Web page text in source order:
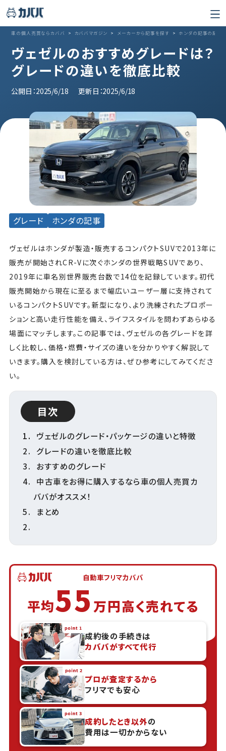
車の個人売買ならカババ > カババマガジン > メーカーから記事を探す > ホンダの記事の記事
ヴェゼルのおすすめグレードは？
グレードの違いを徹底比較
公開日：2025/6/18 更新日：2025/6/18
グレード ホンダの記事
ヴェゼルはホンダが製造・販売するコンパクトSUVで2013年に
販売が開始されCR-Vに次ぐホンダの世界戦略SUVであり、
2019年に車名別世界販売台数で14位を記録しています。初代
販売開始から現在に至るまで幅広いユーザー層に支持されて
いるコンパクトSUVです。新型になり、より洗練されたプロポー
ションと高い走行性能を備え、ライフスタイルを問わずあらゆる
場面にマッチします。この記事では、ヴェゼルの各グレードを詳
しく比較し、価格・燃費・サイズの違いを分かりやすく解説して
いきます。購入を検討している方は、ぜひ参考にしてみてくださ
い。
目次
ヴェゼルのグレード・パッケージの違いと特徴
グレードの違いを徹底比較
おすすめのグレード
中古車をお得に購入するなら車の個人売買カ
ババがオススメ！
まとめ
自動車フリマカババ
平均55 万円高く売れてる
成約後の手続きは
カババがすべて代行
プロが査定するから
フリマでも安心
成約したとき以外の
費用は一切かからない